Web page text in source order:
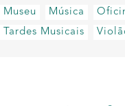
Museu
Música
Tardes Musicais